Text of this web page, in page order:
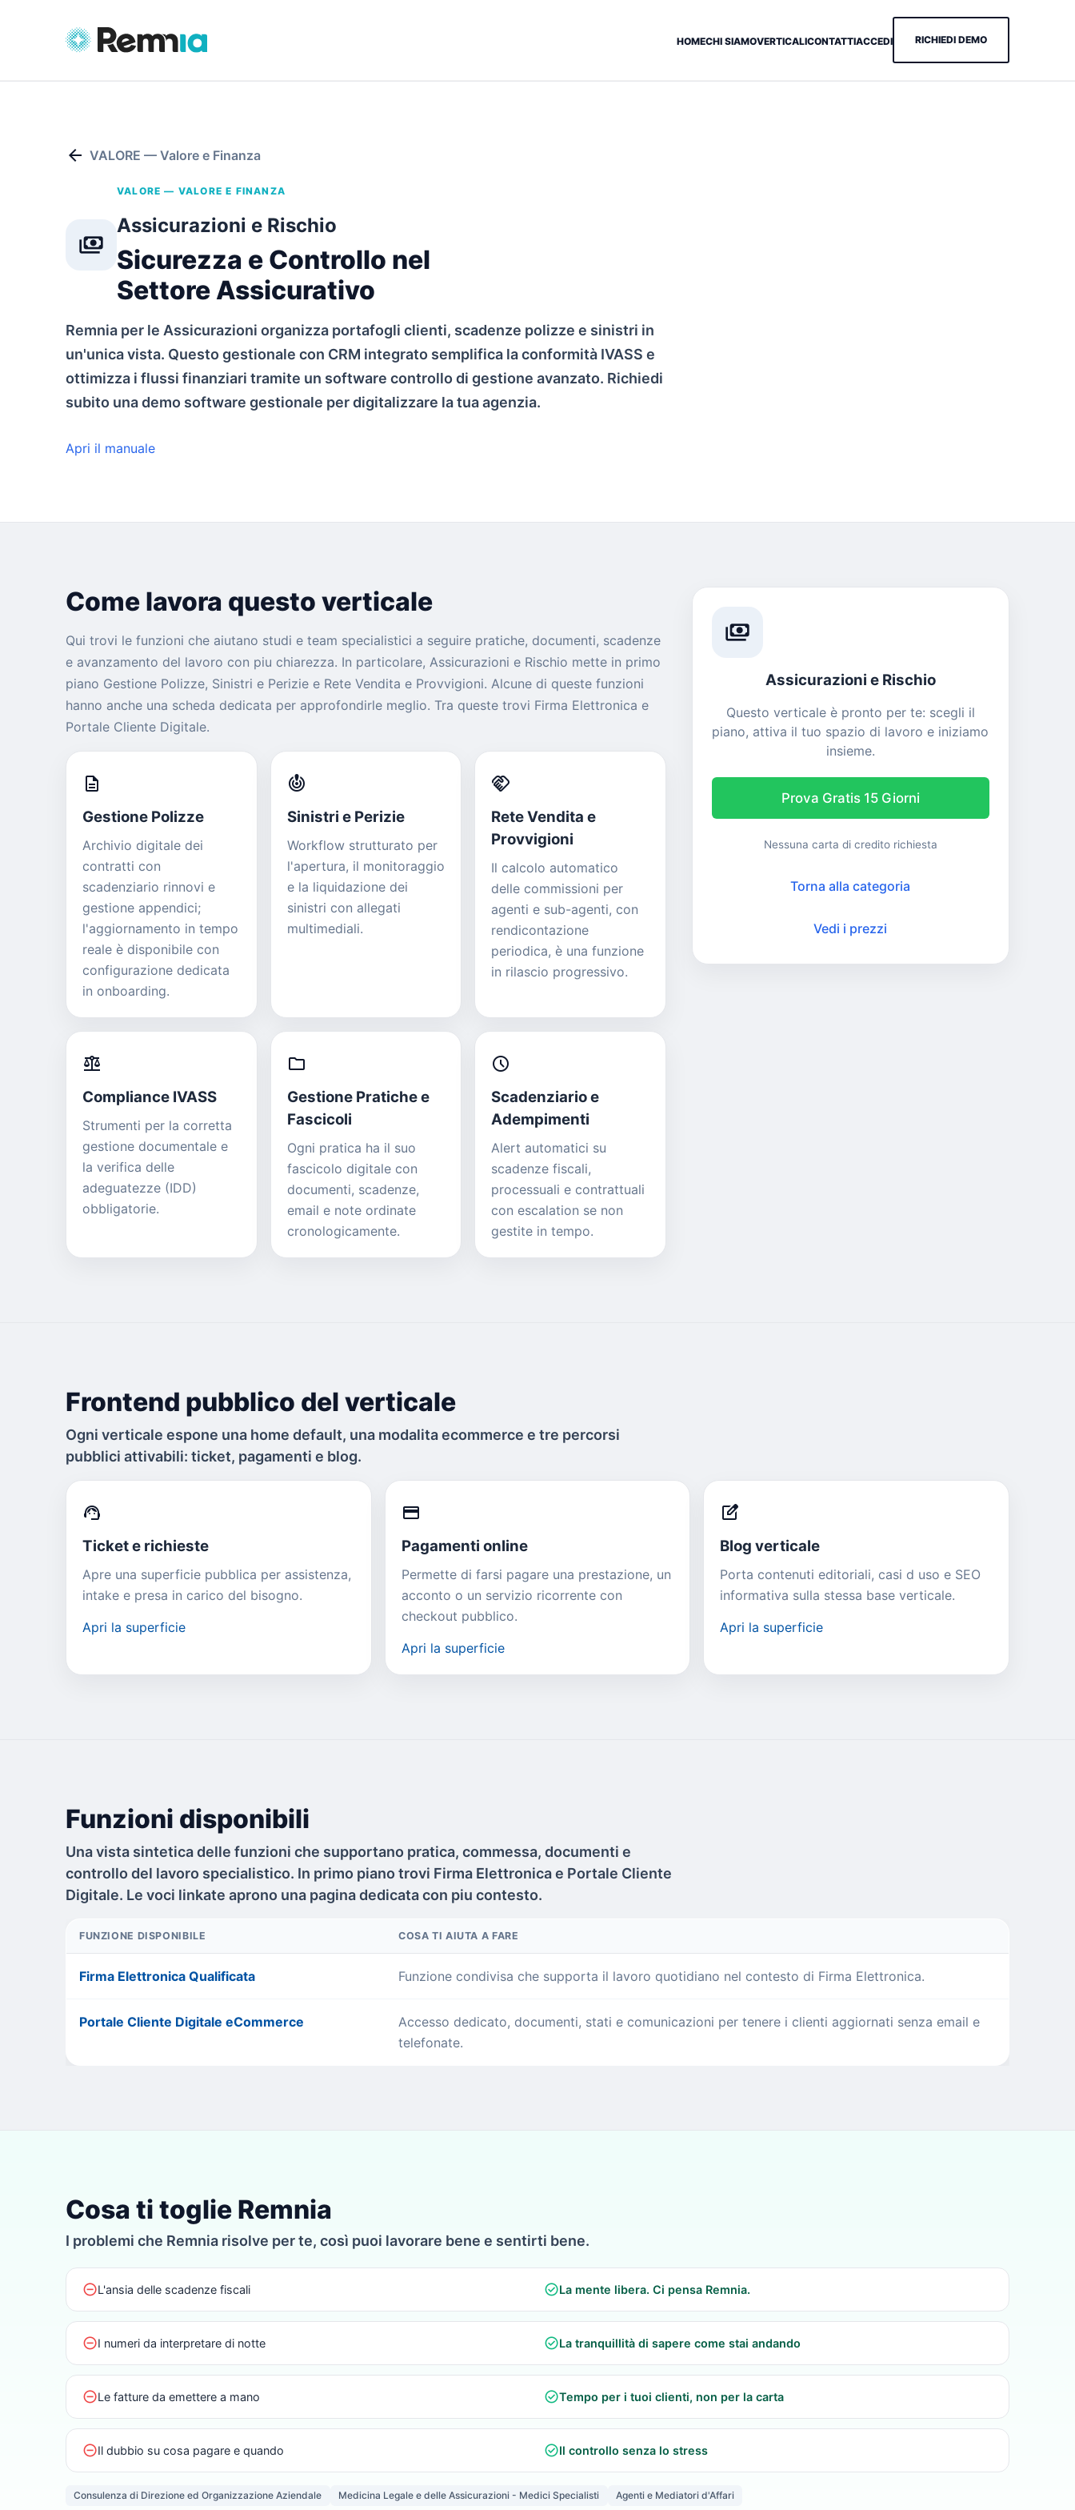
HOMECHI SIAMOVERTICALICONTATTIACCEDI RICHIEDI DEMO
arrow_back VALORE — Valore e Finanza
payments
VALORE — VALORE E FINANZA
Assicurazioni e Rischio
Sicurezza e Controllo nel
Settore Assicurativo
Remnia per le Assicurazioni organizza portafogli clienti, scadenze polizze e sinistri in
un'unica vista. Questo gestionale con CRM integrato semplifica la conformità IVASS e
ottimizza i flussi finanziari tramite un software controllo di gestione avanzato. Richiedi
subito una demo software gestionale per digitalizzare la tua agenzia.
Apri il manuale
Come lavora questo verticale
Qui trovi le funzioni che aiutano studi e team specialistici a seguire pratiche, documenti, scadenze
e avanzamento del lavoro con piu chiarezza. In particolare, Assicurazioni e Rischio mette in primo
piano Gestione Polizze, Sinistri e Perizie e Rete Vendita e Provvigioni. Alcune di queste funzioni
hanno anche una scheda dedicata per approfondirle meglio. Tra queste trovi Firma Elettronica e
Portale Cliente Digitale.
description
Gestione Polizze
Archivio digitale dei
contratti con
scadenziario rinnovi e
gestione appendici;
l'aggiornamento in tempo
reale è disponibile con
configurazione dedicata
in onboarding.
crisis_alert
Sinistri e Perizie
Workflow strutturato per
l'apertura, il monitoraggio
e la liquidazione dei
sinistri con allegati
multimediali.
handshake
Rete Vendita e
Provvigioni
Il calcolo automatico
delle commissioni per
agenti e sub-agenti, con
rendicontazione
periodica, è una funzione
in rilascio progressivo.
balance
Compliance IVASS
Strumenti per la corretta
gestione documentale e
la verifica delle
adeguatezze (IDD)
obbligatorie.
folder
Gestione Pratiche e
Fascicoli
Ogni pratica ha il suo
fascicolo digitale con
documenti, scadenze,
email e note ordinate
cronologicamente.
schedule
Scadenziario e
Adempimenti
Alert automatici su
scadenze fiscali,
processuali e contrattuali
con escalation se non
gestite in tempo.
payments
Assicurazioni e Rischio
Questo verticale è pronto per te: scegli il
piano, attiva il tuo spazio di lavoro e iniziamo
insieme.
Prova Gratis 15 Giorni
Nessuna carta di credito richiesta
Torna alla categoria
Vedi i prezzi
Frontend pubblico del verticale
Ogni verticale espone una home default, una modalita ecommerce e tre percorsi
pubblici attivabili: ticket, pagamenti e blog.
support_agent
Ticket e richieste
Apre una superficie pubblica per assistenza,
intake e presa in carico del bisogno.
Apri la superficie
credit_card
Pagamenti online
Permette di farsi pagare una prestazione, un
acconto o un servizio ricorrente con
checkout pubblico.
Apri la superficie
edit_square
Blog verticale
Porta contenuti editoriali, casi d uso e SEO
informativa sulla stessa base verticale.
Apri la superficie
Funzioni disponibili
Una vista sintetica delle funzioni che supportano pratica, commessa, documenti e
controllo del lavoro specialistico. In primo piano trovi Firma Elettronica e Portale Cliente
Digitale. Le voci linkate aprono una pagina dedicata con piu contesto.
FUNZIONE DISPONIBILE COSA TI AIUTA A FARE
Firma Elettronica Qualificata Funzione condivisa che supporta il lavoro quotidiano nel contesto di Firma Elettronica.
Portale Cliente Digitale eCommerce
Accesso dedicato, documenti, stati e comunicazioni per tenere i clienti aggiornati senza email e
telefonate.
Cosa ti toglie Remnia
I problemi che Remnia risolve per te, così puoi lavorare bene e sentirti bene.
do_not_disturb_onL'ansia delle scadenze fiscali check_circleLa mente libera. Ci pensa Remnia.
do_not_disturb_onI numeri da interpretare di notte check_circleLa tranquillità di sapere come stai andando
do_not_disturb_onLe fatture da emettere a mano check_circleTempo per i tuoi clienti, non per la carta
do_not_disturb_onIl dubbio su cosa pagare e quando check_circleIl controllo senza lo stress
Consulenza di Direzione ed Organizzazione Aziendale Medicina Legale e delle Assicurazioni - Medici Specialisti Agenti e Mediatori d'Affari